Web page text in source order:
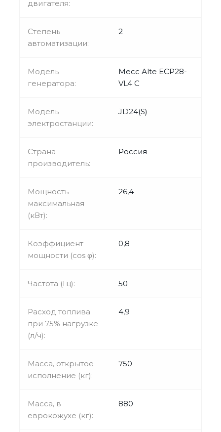
двигателя:
Степень
автоматизации:
2
Модель
генератора:
Mecc Аlte ECP28-
VL4 C
Модель
электростанции:
JD24(S)
Страна
производитель:
Россия
Мощность
максимальная
(кВт):
26,4
Коэффициент
мощности (cos φ):
0,8
Частота (Гц): 50
Расход топлива
при 75% нагрузке
(л/ч):
4,9
Масса, открытое
исполнение (кг):
750
Масса, в
еврокожухе (кг):
880